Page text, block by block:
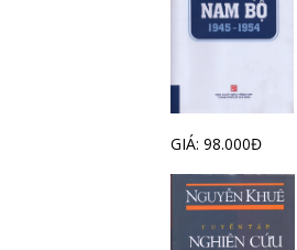
GIÁ: 98.000Đ